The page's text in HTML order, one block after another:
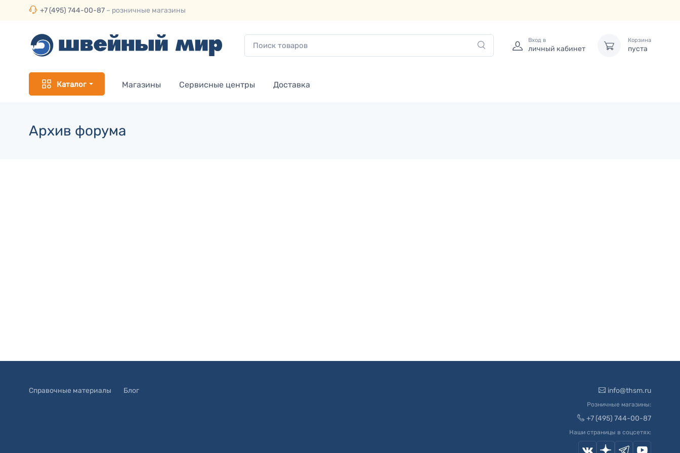
+7 (495) 744-00-87 – розничные магазины
Вход в
личный кабинет
Корзина
пуста
Каталог Магазины Сервисные центры Доставка
Архив форума
Справочные материалы Блог info@thsm.ru
Розничные магазины:
+7 (495) 744-00-87
Наши страницы в соцсетях: